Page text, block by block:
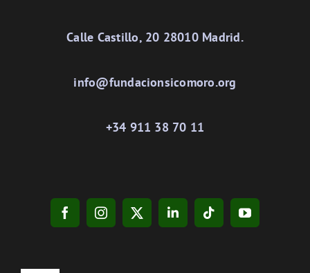
Calle Castillo, 20 28010 Madrid.
info@fundacionsicomoro.org
+34 911 38 70 11